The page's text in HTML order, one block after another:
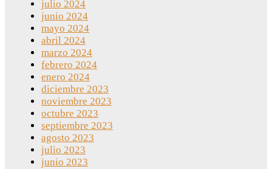
julio 2024
junio 2024
mayo 2024
abril 2024
marzo 2024
febrero 2024
enero 2024
diciembre 2023
noviembre 2023
octubre 2023
septiembre 2023
agosto 2023
julio 2023
junio 2023